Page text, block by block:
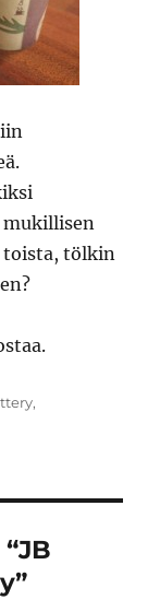
mukillisen
toista, tölkin
,